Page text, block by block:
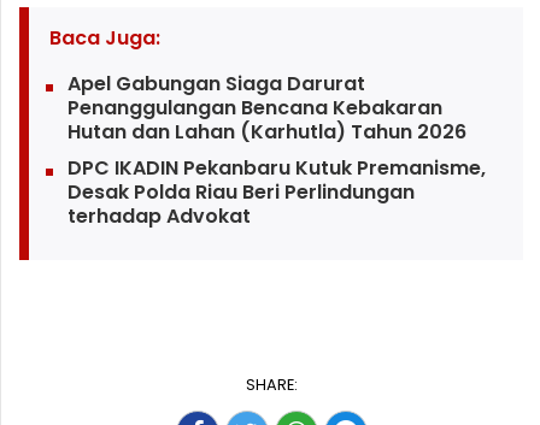
Baca Juga:
Apel Gabungan Siaga Darurat
Penanggulangan Bencana Kebakaran
Hutan dan Lahan (Karhutla) Tahun 2026
DPC IKADIN Pekanbaru Kutuk Premanisme,
Desak Polda Riau Beri Perlindungan
terhadap Advokat
SHARE: